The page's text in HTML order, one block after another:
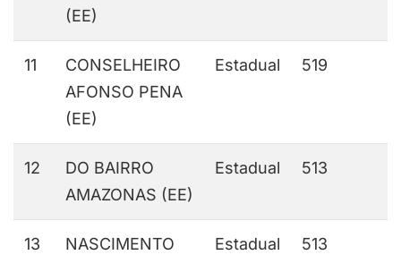
(EE)
11
CONSELHEIRO
AFONSO PENA
(EE)
Estadual 519
12
DO BAIRRO
AMAZONAS (EE)
Estadual 513
13
NASCIMENTO
Estadual 513